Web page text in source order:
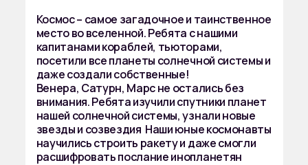
Космос – самое загадочное и таинственное
место во вселенной. Ребята с нашими
капитанами кораблей, тьюторами,
посетили все планеты солнечной системы и
даже создали собственные!
Венера, Сатурн, Марс не остались без
внимания. Ребята изучили спутники планет
нашей солнечной системы, узнали новые
звезды и созвездия Наши юные космонавты
научились строить ракету и даже смогли
расшифровать послание инопланетян